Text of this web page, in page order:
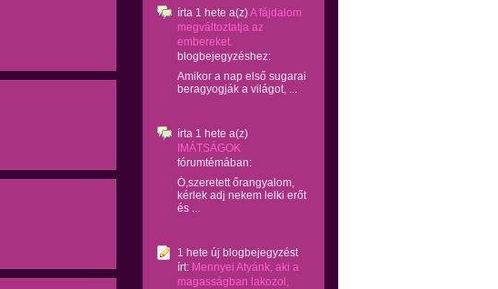
írta 1 hete a(z)A fájdalom
megváltoztatja az
embereket.
blogbejegyzéshez:
Amikor a nap első sugarai
beragyogják a világot, ...
írta 1 hete a(z)
IMÁTSÁGOK
fórumtémában:
Ó,szeretett őrangyalom,
kérlek adj nekem lelki erőt
és ...
1 hete új blogbejegyzést
írt: Mennyei Atyánk, aki a
magasságban lakozol,